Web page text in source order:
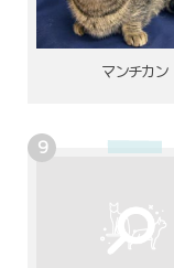
マンチカン